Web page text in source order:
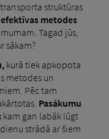
struktūras
metodes
Tagad jūs,
sākam?
kurā tiek apkopota
metodes un
Pēc tam
Pasākumu
kam gan labāk lūgt
strādā ar šiem